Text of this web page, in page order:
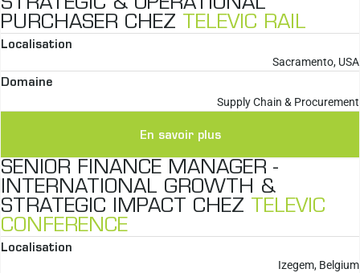
STRATEGIC & OPERATIONAL
PURCHASER CHEZ TELEVIC RAIL
Localisation
Sacramento, USA
Domaine
Supply Chain & Procurement
En savoir plus
SENIOR FINANCE MANAGER -
INTERNATIONAL GROWTH &
STRATEGIC IMPACT CHEZ TELEVIC
CONFERENCE
Localisation
Izegem, Belgium